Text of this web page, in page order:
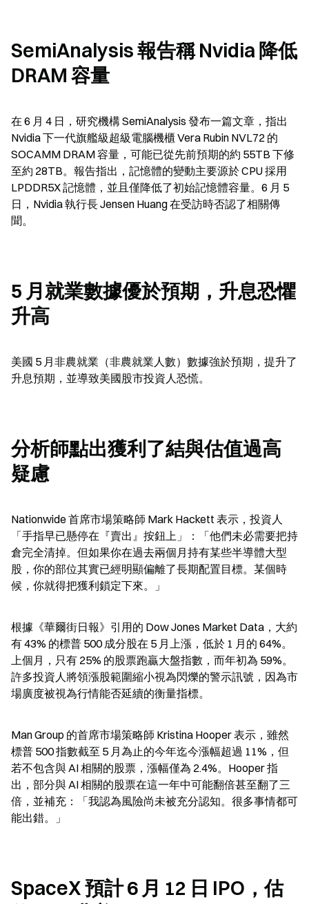
SemiAnalysis 報告稱 Nvidia 降低
DRAM 容量
在 6 月 4 日，研究機構 SemiAnalysis 發布一篇文章，指出
Nvidia 下一代旗艦級超級電腦機櫃 Vera Rubin NVL72 的
SOCAMM DRAM 容量，可能已從先前預期的約 55TB 下修
至約 28TB。報告指出，記憶體的變動主要源於 CPU 採用
LPDDR5X 記憶體，並且僅降低了初始記憶體容量。6 月 5
日，Nvidia 執行長 Jensen Huang 在受訪時否認了相關傳
聞。
5 月就業數據優於預期，升息恐懼
升高
美國 5 月非農就業（非農就業人數）數據強於預期，提升了
升息預期，並導致美國股市投資人恐慌。
分析師點出獲利了結與估值過高
疑慮
Nationwide 首席市場策略師 Mark Hackett 表示，投資人
「手指早已懸停在『賣出』按鈕上」：「他們未必需要把持
倉完全清掉。但如果你在過去兩個月持有某些半導體大型
股，你的部位其實已經明顯偏離了長期配置目標。某個時
候，你就得把獲利鎖定下來。」
根據《華爾街日報》引用的 Dow Jones Market Data，大約
有 43% 的標普 500 成分股在 5 月上漲，低於 1 月的 64%。
上個月，只有 25% 的股票跑贏大盤指數，而年初為 59%。
許多投資人將領漲股範圍縮小視為閃爍的警示訊號，因為市
場廣度被視為行情能否延續的衡量指標。
Man Group 的首席市場策略師 Kristina Hooper 表示，雖然
標普 500 指數截至 5 月為止的今年迄今漲幅超過 11%，但
若不包含與 AI 相關的股票，漲幅僅為 2.4%。Hooper 指
出，部分與 AI 相關的股票在這一年中可能翻倍甚至翻了三
倍，並補充：「我認為風險尚未被充分認知。很多事情都可
能出錯。」
SpaceX 預計 6 月 12 日 IPO，估